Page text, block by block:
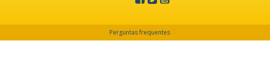
Perguntas frequentes